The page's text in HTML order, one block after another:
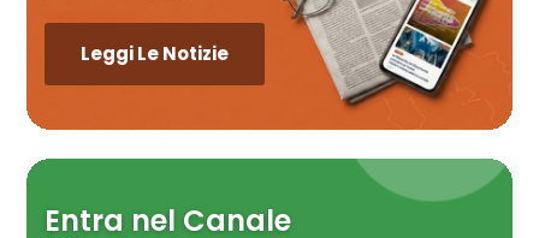
Leggi Le Notizie
Entra nel Canale